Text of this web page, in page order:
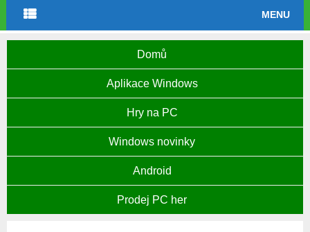
MENU
Domů
Aplikace Windows
Hry na PC
Windows novinky
Android
Prodej PC her